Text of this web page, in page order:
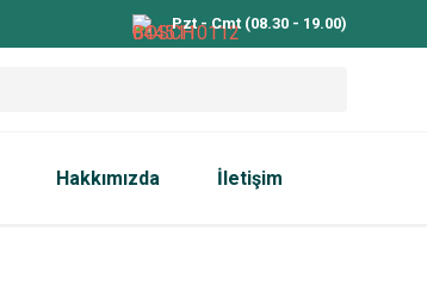
Pzt - Cmt (08.30 - 19.00)
Hakkımızda İletişim